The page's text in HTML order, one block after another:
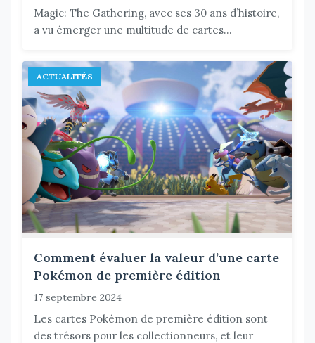
Magic: The Gathering, avec ses 30 ans d’histoire,
a vu émerger une multitude de cartes...
ACTUALITÉS
Comment évaluer la valeur d’une carte
Pokémon de première édition
17 septembre 2024
Les cartes Pokémon de première édition sont
des trésors pour les collectionneurs, et leur